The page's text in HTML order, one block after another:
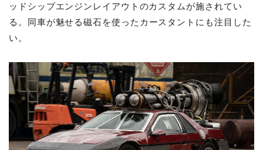
ッドシップエンジンレイアウトのカスタムが施されてい
る。同車が魅せる磁石を使ったカースタントにも注目した
い。